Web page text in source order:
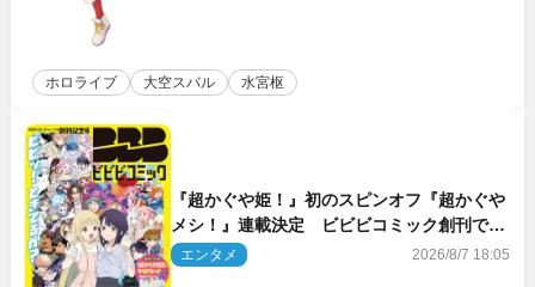
ホロライブ 大空スバル 水宮枢
『超かぐや姫！』初のスピンオフ『超かぐや
メシ！』連載決定 ビビビコミック創刊で31
作品一挙公開
エンタメ 2026/8/7 18:05